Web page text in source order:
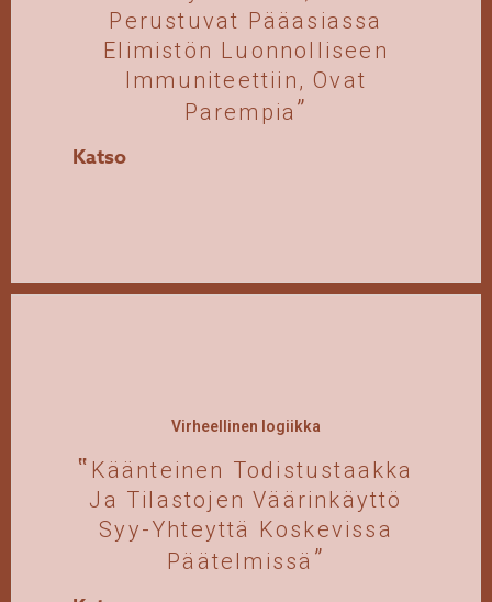
Perustuvat Pääasiassa
Elimistön Luonnolliseen
Immuniteettiin, Ovat
Parempia
Katso
Virheellinen logiikka
Käänteinen Todistustaakka
Ja Tilastojen Väärinkäyttö
Syy-Yhteyttä Koskevissa
Päätelmissä